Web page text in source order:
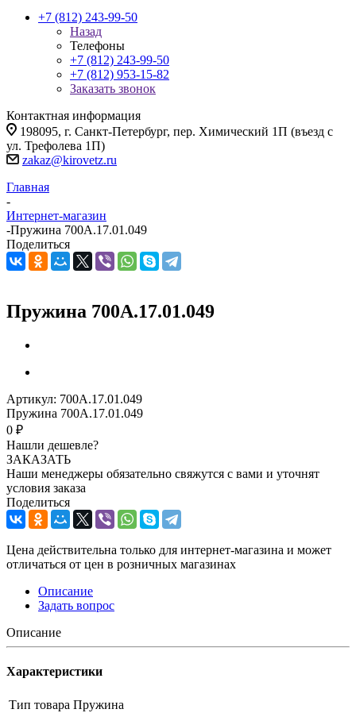
+7 (812) 243-99-50
Назад
Телефоны
+7 (812) 243-99-50
+7 (812) 953-15-82
Заказать звонок
Контактная информация
198095, г. Санкт-Петербург, пер. Химический 1П (въезд с
ул. Трефолева 1П)
zakaz@kirovetz.ru
Главная
-
Интернет-магазин
-Пружина 700А.17.01.049
Поделиться
Пружина 700А.17.01.049
Артикул: 700А.17.01.049
Пружина 700А.17.01.049
0 ₽
Нашли дешевле?
ЗАКАЗАТЬ
Наши менеджеры обязательно свяжутся с вами и уточнят
условия заказа
Поделиться
Цена действительна только для интернет-магазина и может
отличаться от цен в розничных магазинах
Описание
Задать вопрос
Описание
Характеристики
Тип товара Пружина